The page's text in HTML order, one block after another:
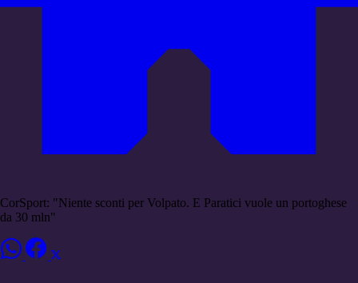
CorSport: "Niente sconti per Volpato. E Paratici vuole un portoghese
da 30 mln"